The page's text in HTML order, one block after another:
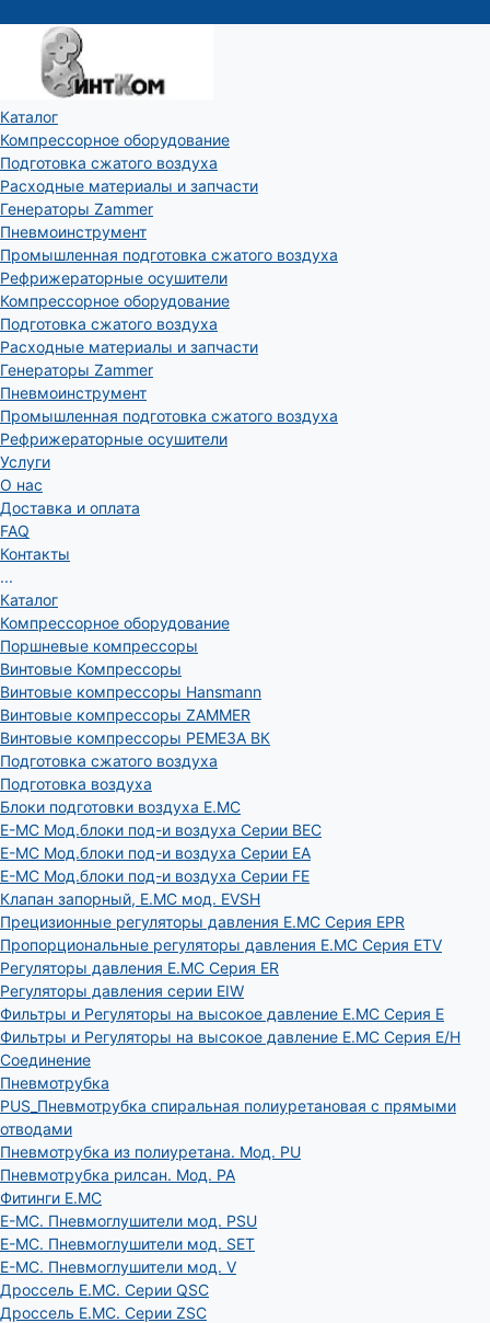
Каталог
Компрессорное оборудование
Подготовка сжатого воздуха
Расходные материалы и запчасти
Генераторы Zammer
Пневмоинструмент
Промышленная подготовка сжатого воздуха
Рефрижераторные осушители
Компрессорное оборудование
Подготовка сжатого воздуха
Расходные материалы и запчасти
Генераторы Zammer
Пневмоинструмент
Промышленная подготовка сжатого воздуха
Рефрижераторные осушители
Услуги
О нас
Доставка и оплата
FAQ
Контакты
...
Каталог
Компрессорное оборудование
Поршневые компрессоры
Винтовые Компрессоры
Винтовые компрессоры Hansmann
Винтовые компрессоры ZAMMER
Винтовые компрессоры РЕМЕЗА ВК
Подготовка сжатого воздуха
Подготовка воздуха
Блоки подготовки воздуха E.MC
E-MC Мод.блоки под-и воздуха Серии BEC
E-MC Мод.блоки под-и воздуха Серии EA
E-MC Мод.блоки под-и воздуха Серии FE
Клапан запорный, E.MC мод. EVSH
Прецизионные регуляторы давления E.MC Серия EPR
Пропорциональные регуляторы давления E.MC Серия ETV
Регуляторы давления E.MC Серия ER
Регуляторы давления серии EIW
Фильтры и Регуляторы на высокое давление E.MC Серия E
Фильтры и Регуляторы на высокое давление E.MC Серия E/H
Соединение
Пневмотрубка
PUS_Пневмотрубка спиральная полиуретановая с прямыми
отводами
Пневмотрубка из полиуретана. Мод. РU
Пневмотрубка рилсан. Мод. PA
Фитинги E.MC
E-MC. Пневмоглушители мод. PSU
E-MC. Пневмоглушители мод. SET
E-MC. Пневмоглушители мод. V
Дроссель E.MC. Серии QSC
Дроссель E.MC. Серии ZSC